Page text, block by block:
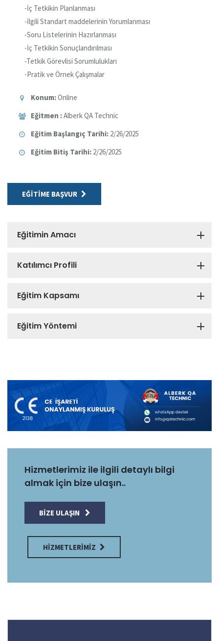
-İç Tetkikin Planlanması
-İlgili Standart maddelerinin Yorumlanması
-Soru Listelerinin Hazırlanması
-İç Tetkikin Sonuçlandırılması
-Tetkik Görevlisi Sorumlulukları
-Pratik ve Örnek Çalışmalar
Konum:Online
Eğitmen :Alberk QA Technic
Eğitim Başlangıç Tarihi: 2/26/2025
Eğitim Bitiş Tarihi: 2/26/2025
EĞITIME BAŞVUR
Eğitimin Amacı
Katılımcı Profili
Eğitim Kapsamı
Eğitim Yöntemi
Hizmetlerimiz ile ilgili detaylı bilgi
almak için bize ulaşın..
BIZE ULAŞIN
HIZMETLERIMIZ